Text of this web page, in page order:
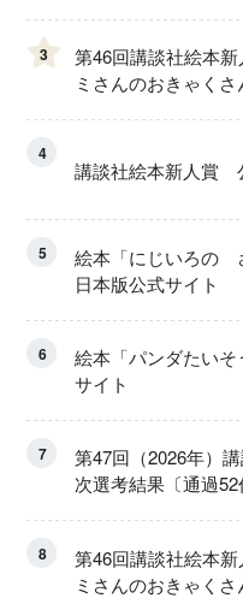
3
第46回講談社絵本
ミさんのおきゃく
4
講談社絵本新人賞
5
絵本「にじいろの
日本版公式サイト
6
絵本「パンダたい
サイト
7
第47回（2026年）
次選考結果〔通過52
8
第46回講談社絵本
ミさんのおきゃく